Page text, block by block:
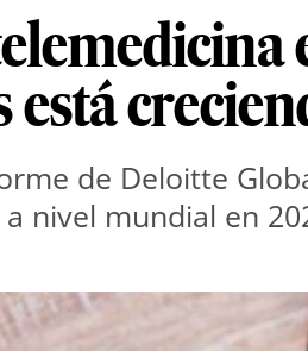
está
de Deloitte
a nivel mundial en